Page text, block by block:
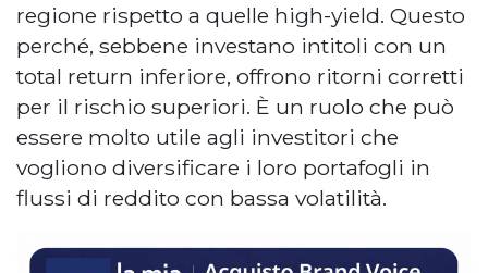
regione rispetto a quelle high-yield. Questo
perché, sebbene investano intitoli con un
total return inferiore, offrono ritorni corretti
per il rischio superiori. È un ruolo che può
essere molto utile agli investitori che
vogliono diversificare i loro portafogli in
flussi di reddito con bassa volatilità.